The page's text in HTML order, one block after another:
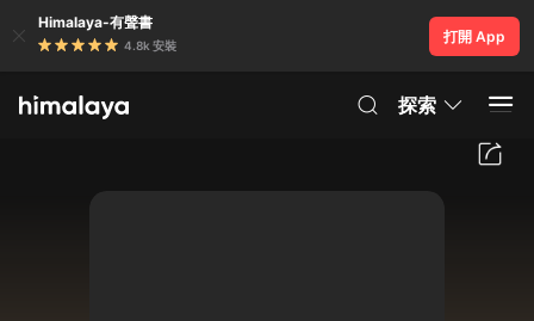
Himalaya-有聲書
4.8k 安裝
打開 App
探索